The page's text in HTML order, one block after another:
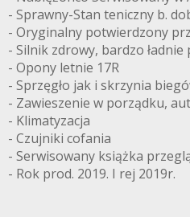
- Sprawny-Stan teniczny b.
- Oryginalny potwierdzony
- Silnik zdrowy, bardzo ładnie
- Opony letnie 17R
- Sprzęgło jak i skrzynia
- Zawieszenie w porządku,
- Klimatyzacja
- Czujniki cofania
- Serwisowany książka
- Rok prod. 2019. I rej 2019r.